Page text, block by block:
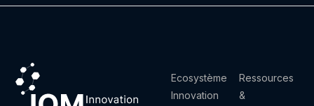
Ecosystème
Innovation
Ressources
&